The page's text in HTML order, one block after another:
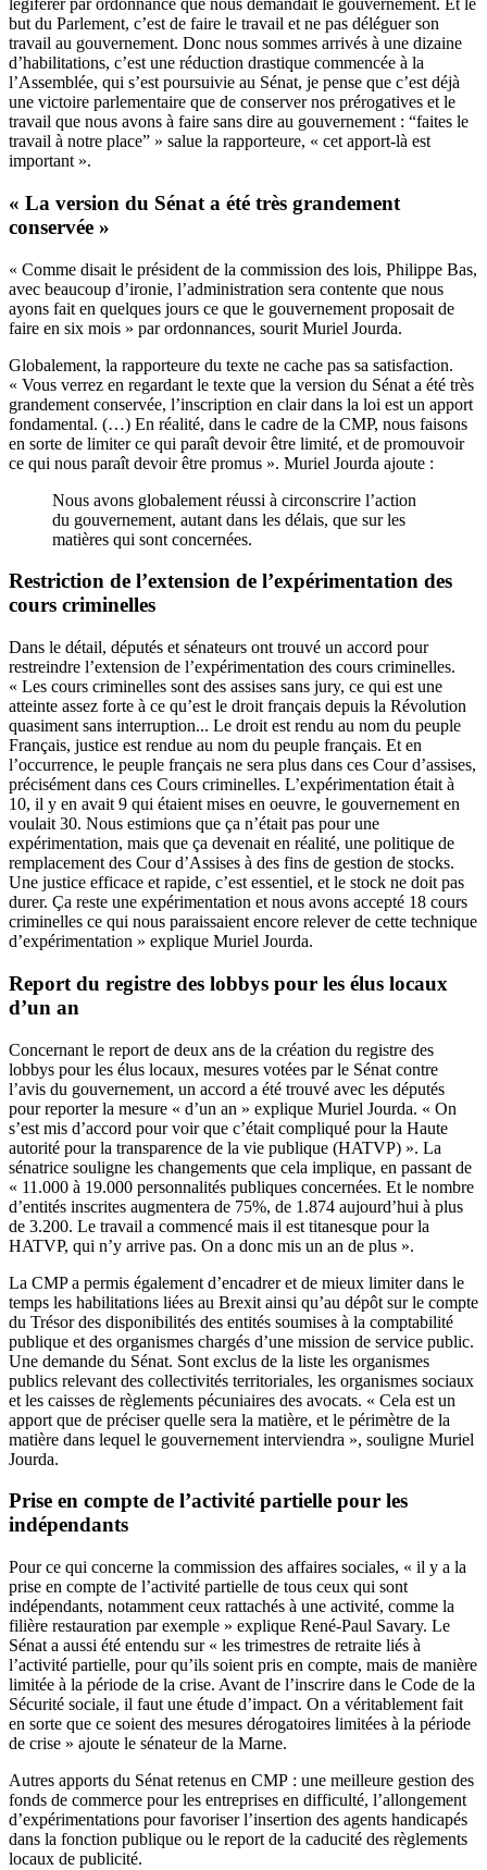
légiférer par ordonnance que nous demandait le gouvernement. Et le
but du Parlement, c’est de faire le travail et ne pas déléguer son
travail au gouvernement. Donc nous sommes arrivés à une dizaine
d’habilitations, c’est une réduction drastique commencée à la
l’Assemblée, qui s’est poursuivie au Sénat, je pense que c’est déjà
une victoire parlementaire que de conserver nos prérogatives et le
travail que nous avons à faire sans dire au gouvernement : “faites le
travail à notre place” » salue la rapporteure, « cet apport-là est
important ».
« La version du Sénat a été très grandement
conservée »
« Comme disait le président de la commission des lois, Philippe Bas,
avec beaucoup d’ironie, l’administration sera contente que nous
ayons fait en quelques jours ce que le gouvernement proposait de
faire en six mois » par ordonnances, sourit Muriel Jourda.
Globalement, la rapporteure du texte ne cache pas sa satisfaction.
« Vous verrez en regardant le texte que la version du Sénat a été très
grandement conservée, l’inscription en clair dans la loi est un apport
fondamental. (…) En réalité, dans le cadre de la CMP, nous faisons
en sorte de limiter ce qui paraît devoir être limité, et de promouvoir
ce qui nous paraît devoir être promus ». Muriel Jourda ajoute :
Nous avons globalement réussi à circonscrire l’action
du gouvernement, autant dans les délais, que sur les
matières qui sont concernées.
Restriction de l’extension de l’expérimentation des
cours criminelles
Dans le détail, députés et sénateurs ont trouvé un accord pour
restreindre l’extension de l’expérimentation des cours criminelles.
« Les cours criminelles sont des assises sans jury, ce qui est une
atteinte assez forte à ce qu’est le droit français depuis la Révolution
quasiment sans interruption... Le droit est rendu au nom du peuple
Français, justice est rendue au nom du peuple français. Et en
l’occurrence, le peuple français ne sera plus dans ces Cour d’assises,
précisément dans ces Cours criminelles. L’expérimentation était à
10, il y en avait 9 qui étaient mises en oeuvre, le gouvernement en
voulait 30. Nous estimions que ça n’était pas pour une
expérimentation, mais que ça devenait en réalité, une politique de
remplacement des Cour d’Assises à des fins de gestion de stocks.
Une justice efficace et rapide, c’est essentiel, et le stock ne doit pas
durer. Ça reste une expérimentation et nous avons accepté 18 cours
criminelles ce qui nous paraissaient encore relever de cette technique
d’expérimentation » explique Muriel Jourda.
Report du registre des lobbys pour les élus locaux
d’un an
Concernant le report de deux ans de la création du registre des
lobbys pour les élus locaux, mesures votées par le Sénat contre
l’avis du gouvernement, un accord a été trouvé avec les députés
pour reporter la mesure « d’un an » explique Muriel Jourda. « On
s’est mis d’accord pour voir que c’était compliqué pour la Haute
autorité pour la transparence de la vie publique (HATVP) ». La
sénatrice souligne les changements que cela implique, en passant de
« 11.000 à 19.000 personnalités publiques concernées. Et le nombre
d’entités inscrites augmentera de 75%, de 1.874 aujourd’hui à plus
de 3.200. Le travail a commencé mais il est titanesque pour la
HATVP, qui n’y arrive pas. On a donc mis un an de plus ».
La CMP a permis également d’encadrer et de mieux limiter dans le
temps les habilitations liées au Brexit ainsi qu’au dépôt sur le compte
du Trésor des disponibilités des entités soumises à la comptabilité
publique et des organismes chargés d’une mission de service public.
Une demande du Sénat. Sont exclus de la liste les organismes
publics relevant des collectivités territoriales, les organismes sociaux
et les caisses de règlements pécuniaires des avocats. « Cela est un
apport que de préciser quelle sera la matière, et le périmètre de la
matière dans lequel le gouvernement interviendra », souligne Muriel
Jourda.
Prise en compte de l’activité partielle pour les
indépendants
Pour ce qui concerne la commission des affaires sociales, « il y a la
prise en compte de l’activité partielle de tous ceux qui sont
indépendants, notamment ceux rattachés à une activité, comme la
filière restauration par exemple » explique René-Paul Savary. Le
Sénat a aussi été entendu sur « les trimestres de retraite liés à
l’activité partielle, pour qu’ils soient pris en compte, mais de manière
limitée à la période de la crise. Avant de l’inscrire dans le Code de la
Sécurité sociale, il faut une étude d’impact. On a véritablement fait
en sorte que ce soient des mesures dérogatoires limitées à la période
de crise » ajoute le sénateur de la Marne.
Autres apports du Sénat retenus en CMP : une meilleure gestion des
fonds de commerce pour les entreprises en difficulté, l’allongement
d’expérimentations pour favoriser l’insertion des agents handicapés
dans la fonction publique ou le report de la caducité des règlements
locaux de publicité.